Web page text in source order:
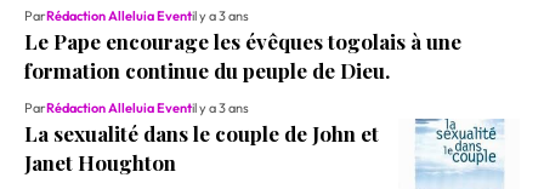
ParRédaction Alleluia Eventil y a 3 ans
Le Pape encourage les évêques togolais à une
formation continue du peuple de Dieu.
ParRédaction Alleluia Eventil y a 3 ans
La sexualité dans le couple de John et
Janet Houghton